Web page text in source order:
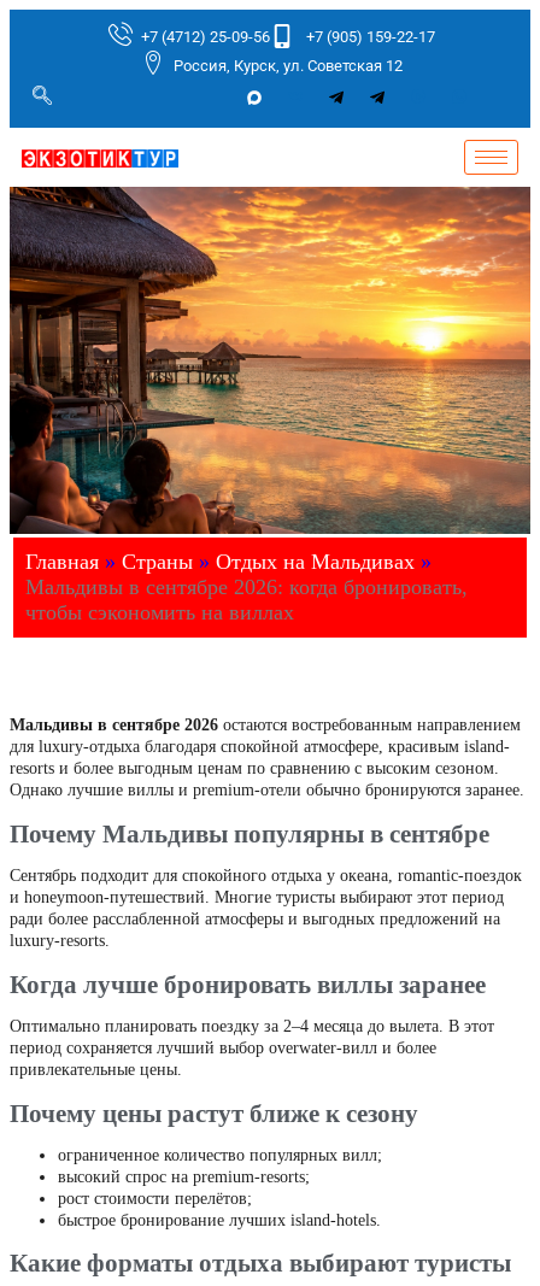
+7 (4712) 25-09-56
+7 (905) 159-22-17
Россия, Курск, ул. Советская 12
Главная » Страны » Отдых на Мальдивах »
Мальдивы в сентябре 2026: когда бронировать,
чтобы сэкономить на виллах
Мальдивы в сентябре 2026 остаются востребованным направлением
для luxury-отдыха благодаря спокойной атмосфере, красивым island-
resorts и более выгодным ценам по сравнению с высоким сезоном.
Однако лучшие виллы и premium-отели обычно бронируются заранее.
Почему Мальдивы популярны в сентябре
Сентябрь подходит для спокойного отдыха у океана, romantic-поездок
и honeymoon-путешествий. Многие туристы выбирают этот период
ради более расслабленной атмосферы и выгодных предложений на
luxury-resorts.
Когда лучше бронировать виллы заранее
Оптимально планировать поездку за 2–4 месяца до вылета. В этот
период сохраняется лучший выбор overwater-вилл и более
привлекательные цены.
Почему цены растут ближе к сезону
ограниченное количество популярных вилл;
высокий спрос на premium-resorts;
рост стоимости перелётов;
быстрое бронирование лучших island-hotels.
Какие форматы отдыха выбирают туристы